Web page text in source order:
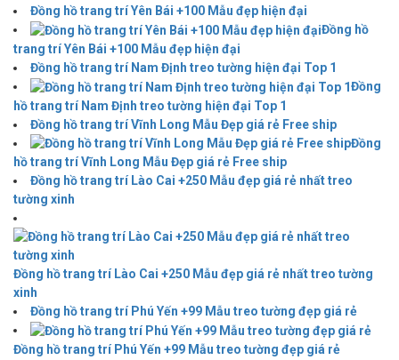
Đồng hồ trang trí Yên Bái +100 Mẫu đẹp hiện đại
Đồng hồ
trang trí Yên Bái +100 Mẫu đẹp hiện đại
Đồng hồ trang trí Nam Định treo tường hiện đại Top 1
Đồng
hồ trang trí Nam Định treo tường hiện đại Top 1
Đồng hồ trang trí Vĩnh Long Mẫu Đẹp giá rẻ Free ship
Đồng
hồ trang trí Vĩnh Long Mẫu Đẹp giá rẻ Free ship
Đồng hồ trang trí Lào Cai +250 Mẫu đẹp giá rẻ nhất treo
tường xinh
Đồng hồ trang trí Lào Cai +250 Mẫu đẹp giá rẻ nhất treo tường
xinh
Đồng hồ trang trí Phú Yến +99 Mẫu treo tường đẹp giá rẻ
Đồng hồ trang trí Phú Yến +99 Mẫu treo tường đẹp giá rẻ